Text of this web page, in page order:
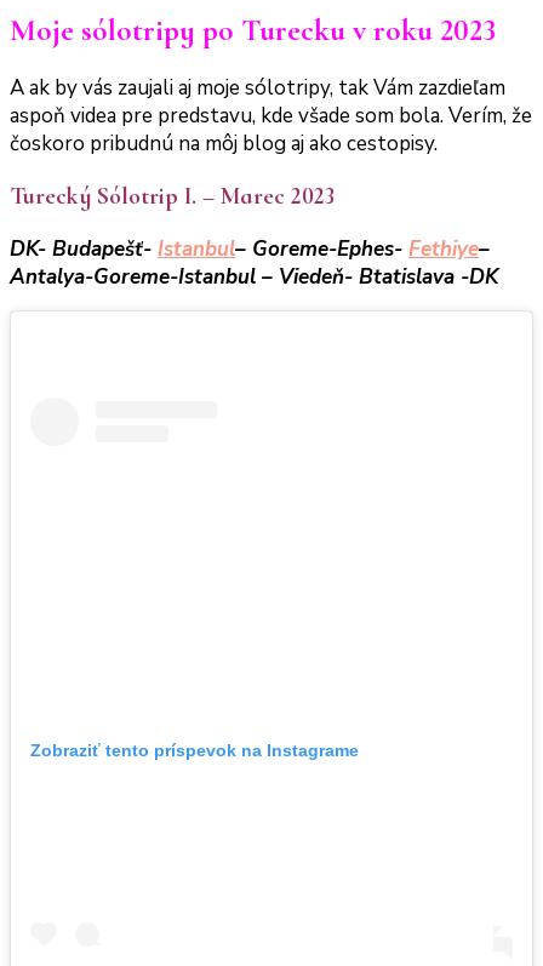
Moje sólotripy po Turecku v roku 2023
A ak by vás zaujali aj moje sólotripy, tak Vám zazdieľam
aspoň videa pre predstavu, kde všade som bola. Verím, že
čoskoro pribudnú na môj blog aj ako cestopisy.
Turecký Sólotrip I. – Marec 2023
DK- Budapešť- Istanbul– Goreme-Ephes- Fethiye–
Antalya-Goreme-Istanbul – Viedeň- Btatislava -DK
Zobraziť tento príspevok na Instagrame